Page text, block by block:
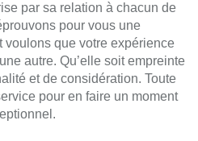
par sa relation à chacun de
pour vous une
voulons que votre expérience
autre. Qu’elle soit empreinte
et de considération. Toute
pour en faire un moment